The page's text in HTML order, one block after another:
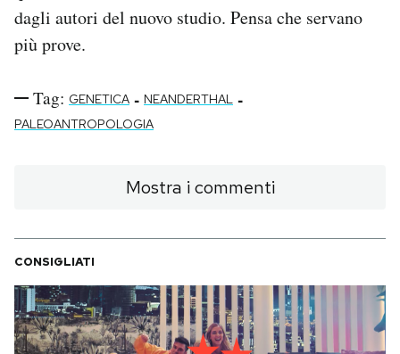
dagli autori del nuovo studio. Pensa che servano
più prove.
Tag: GENETICA - NEANDERTHAL -
PALEOANTROPOLOGIA
Mostra i commenti
CONSIGLIATI